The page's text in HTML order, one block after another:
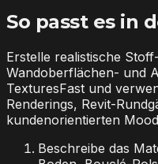
So passt es in
Erstelle realistische
Wandoberflächen- und
TexturesFast und
Renderings, Revit-
kundenorientierten
Beschreibe das